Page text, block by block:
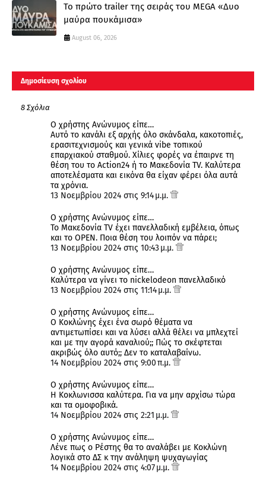
Το πρώτο trailer της σειράς του MEGA «Δυο
μαύρα πουκάμισα»
August 06, 2026
Δημοσίευση σχολίου
8 Σχόλια
Ο χρήστης Ανώνυμος είπε…
Αυτό το κανάλι εξ αρχής όλο σκάνδαλα, κακοτοπιές,
ερασιτεχνισμούς και γενικά vibe τοπικού
επαρχιακού σταθμού. Χίλιες φορές να έπαιρνε τη
θέση του το Action24 ή το Μακεδονία TV. Καλύτερα
αποτελέσματα και εικόνα θα είχαν φέρει όλα αυτά
τα χρόνια.
13 Νοεμβρίου 2024 στις 9:14 μ.μ.
Ο χρήστης Ανώνυμος είπε…
To Μακεδονία TV έχει πανελλαδική εμβέλεια, όπως
και το OPEN. Ποια θέση του λοιπόν να πάρει;
13 Νοεμβρίου 2024 στις 10:43 μ.μ.
Ο χρήστης Ανώνυμος είπε…
Καλύτερα να γίνει το nickelodeon πανελλαδικό
13 Νοεμβρίου 2024 στις 11:14 μ.μ.
Ο χρήστης Ανώνυμος είπε…
Ο Κοκλώνης έχει ένα σωρό θέματα να
αντιμετωπίσει και να λύσει αλλά θέλει να μπλεχτεί
και με την αγορά καναλιού;; Πώς το σκέφτεται
ακριβώς όλο αυτό;; Δεν το καταλαβαίνω.
14 Νοεμβρίου 2024 στις 9:00 π.μ.
Ο χρήστης Ανώνυμος είπε…
Η Κοκλωνισσα καλύτερα. Για να μην αρχίσω τώρα
και τα ομοφοβικά.
14 Νοεμβρίου 2024 στις 2:21 μ.μ.
Ο χρήστης Ανώνυμος είπε…
Λένε πως ο Ρέστης θα το αναλάβει με Κοκλώνη
λογικά στο ΔΣ κ την ανάληψη ψυχαγωγίας
14 Νοεμβρίου 2024 στις 4:07 μ.μ.